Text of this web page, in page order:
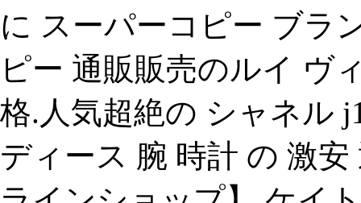
に スーパーコピー ブラ
ピー 通販販売のルイ ヴ
格.人気超絶の シャネル
ディース 腕 時計 の 激